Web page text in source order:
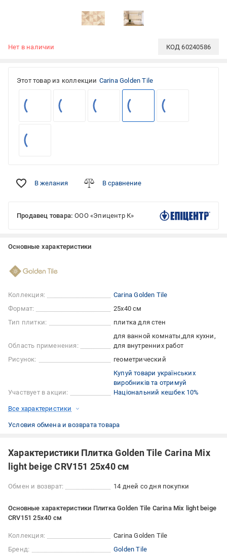
Нет в наличии КОД60240586
Этот товар из коллекции Carina Golden Tile
В желания В сравнение
Продавец товара: ООО «Эпицентр К»
Основные характеристики
Коллекция:
Carina Golden Tile
Формат:
25x40 см
Тип плитки:
плитка для стен
Область применения:
для ванной комнаты для кухни
для внутренних работ
Рисунок:
геометрический
Участвует в акции:
Купуй товари українських
виробників та отримуй
Національний кешбек 10%
Все характеристики
Условия обмена и возврата товара
Характеристики Плитка Golden Tile Carina Mix
light beige CRV151 25х40 см
Обмен и возврат: 14 дней со дня покупки
Основные характеристики Плитка Golden Tile Carina Mix light beige
CRV151 25х40 см
Коллекция:
Carina Golden Tile
Бренд:
Golden Tile